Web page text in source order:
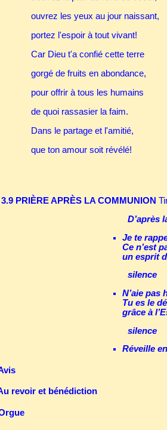
ouvrez les yeux au jour naissant,
portez l'espoir à tout vivant!
Car Dieu t'a confié cette terre
gorgé de fruits en abondance,
pour offrir à tous les humains
de quoi rassasier la faim.
Dans le partage et l'amitié,
que ton amour soit révélé!
3.9 PRIÈRE APRÈS LA COMMUNION
D’après
Je te
Ce n’est
un esprit
silence
N’aie pas
Tu es le
grâce à
silence
Réveille
revoir et bénédiction